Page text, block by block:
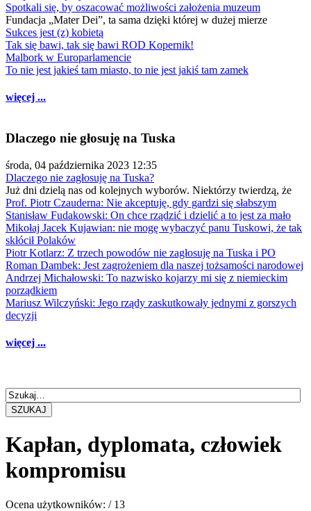
Spotkali się, by oszacować możliwości założenia muzeum
Fundacja „Mater Dei”, ta sama dzięki której w dużej mierze
Sukces jest (z) kobietą
Tak się bawi, tak się bawi ROD Kopernik!
Malbork w Europarlamencie
To nie jest jakieś tam miasto, to nie jest jakiś tam zamek
więcej ...
Dlaczego nie głosuję na Tuska
środa, 04 października 2023 12:35
Dlaczego nie zagłosuję na Tuska?
Już dni dzielą nas od kolejnych wyborów. Niektórzy twierdzą, że
Prof. Piotr Czauderna: Nie akceptuję, gdy gardzi się słabszym
Stanisław Fudakowski: On chce rządzić i dzielić a to jest za mało
Mikołaj Jacek Kujawian: nie mogę wybaczyć panu Tuskowi, że tak
skłócił Polaków
Piotr Kotlarz: Z trzech powodów nie zagłosuję na Tuska i PO
Roman Dambek: Jest zagrożeniem dla naszej tożsamości narodowej
Andrzej Michałowski: To nazwisko kojarzy mi się z niemieckim
porządkiem
Mariusz Wilczyński: Jego rządy zaskutkowały jednymi z gorszych
decyzji
więcej ...
SZUKAJ
Kapłan, dyplomata, człowiek
kompromisu
Ocena użytkowników: / 13